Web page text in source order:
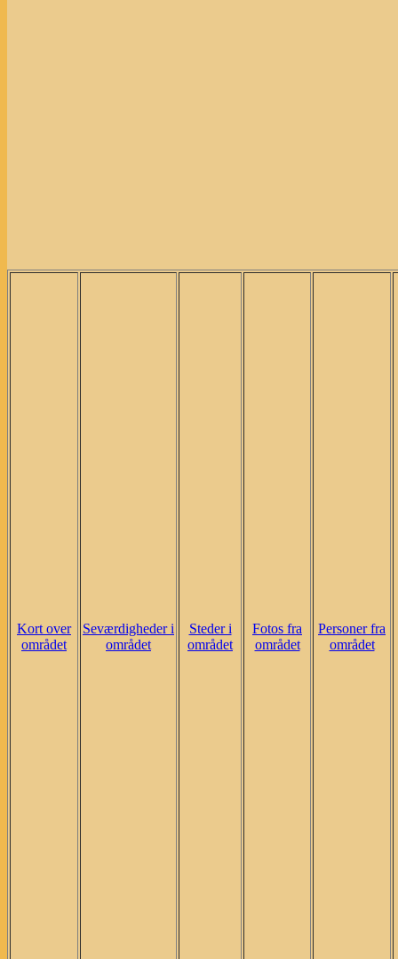
Kort over
området
Seværdigheder i
området
Steder i
området
Fotos fra
området
Personer fra
området